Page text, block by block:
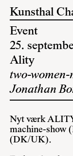
Kunsthal
Event
25.
Ality
two-
Jonathan
Nyt værk
machine-show
(DK/UK).